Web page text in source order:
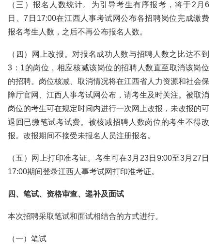
（三）报名人数统计。为引导考生有序报考，将于2月6
日、7日17:00在江西人事考试网公布各招聘岗位完成缴费
报名考生人数，之后不再公布报名人数。
（四）网上改报。对报名成功人数与招聘人数之比达不到
3：1的岗位，相应核减该岗位的招聘人数直至取消该岗位
的招聘。岗位核减、取消情况将在江西省人力资源和社会保
障厅官网、江西人事考试网公布，请考生及时关注。被取消
岗位的考生可在规定时间内进行一次网上改报，未改报的可
退回已缴笔试考试费。被核减招聘人数岗位的考生不得改
报。改报期间不接受未报名人员注册报名。
（五）网上打印准考证。考生可在3月23日9:00至3月27日
17:00期间登录江西人事考试网打印准考证。
四、笔试、资格审查、递补及面试
本次招聘采取笔试和面试相结合的方式进行。
（一）笔试